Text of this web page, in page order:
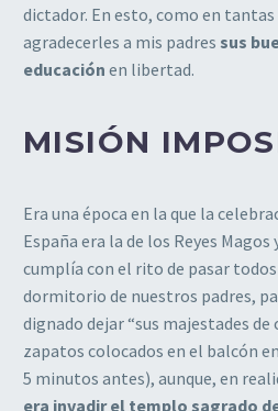
dictador. En esto, como en
agradecerles a mis padres sus
educación en libertad.
MISIÓN
Era una época en la que la
España era la de los Reyes
cumplía con el rito de pasar
dormitorio de nuestros padres,
dignado dejar “sus majestades
zapatos colocados en el balcón
5 minutos antes), aunque, en
era invadir el templo sagrado